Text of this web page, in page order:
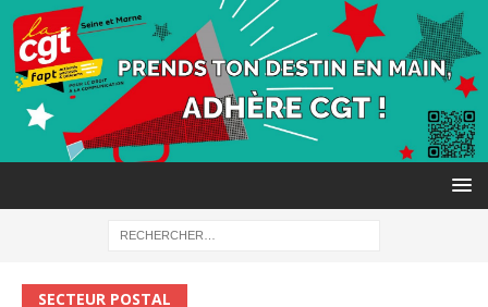
SECTEUR POSTAL